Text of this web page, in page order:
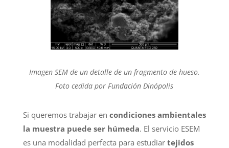
Imagen SEM de un detalle de un fragmento de hueso.
Foto cedida por Fundación Dinópolis
Si queremos trabajar en condiciones ambientales
la muestra puede ser húmeda. El servicio ESEM
es una modalidad perfecta para estudiar tejidos